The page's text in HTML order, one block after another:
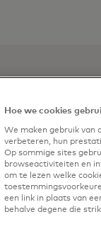
Hoe we cookies
We maken gebruik van
verbeteren, hun
Op sommige sites
browseactiviteiten en
om te lezen welke
een link in plaats van
behalve degene die